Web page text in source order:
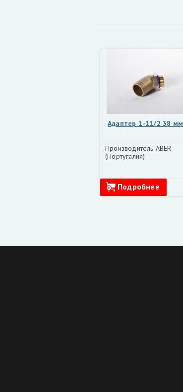
Адаптер 1-11/2 38 мм
Производитель ABER
(Португалия)
Подробнее